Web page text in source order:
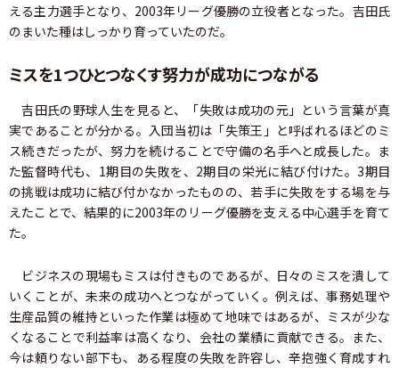
える主力選手となり、2003年リーグ優勝の立役者となった。吉田氏
のまいた種はしっかり育っていたのだ。
ミスを1つひとつなくす努力が成功につながる
吉田氏の野球人生を見ると、「失敗は成功の元」という言葉が真
実であることが分かる。入団当初は「失策王」と呼ばれるほどのミ
ス続きだったが、努力を続けることで守備の名手へと成長した。ま
た監督時代も、1期目の失敗を、2期目の栄光に結び付けた。3期目
の挑戦は成功に結び付かなかったものの、若手に失敗をする場を与
えたことで、結果的に2003年のリーグ優勝を支える中心選手を育て
た。
ビジネスの現場もミスは付きものであるが、日々のミスを潰して
いくことが、未来の成功へとつながっていく。例えば、事務処理や
生産品質の維持といった作業は極めて地味ではあるが、ミスが少な
くなることで利益率は高くなり、会社の業績に貢献できる。また、
今は頼りない部下も、ある程度の失敗を許容し、辛抱強く育成すれ